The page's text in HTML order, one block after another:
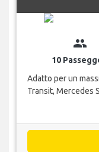
group
10
Adatto per un
Transit, Mercedes